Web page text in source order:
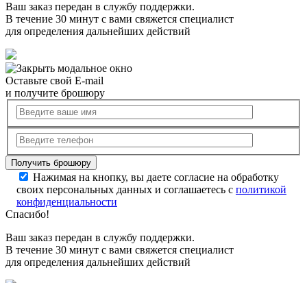
Ваш заказ передан в службу поддержки.
В течение 30 минут с вами свяжется специалист
для определения дальнейших действий
Оставьте свой E-mail
и получите брошюру
Нажимая на кнопку, вы даете согласие на обработку
своих персональных данных и соглашаетесь с политикой
конфиденциальности
Спасибо!
Ваш заказ передан в службу поддержки.
В течение 30 минут с вами свяжется специалист
для определения дальнейших действий